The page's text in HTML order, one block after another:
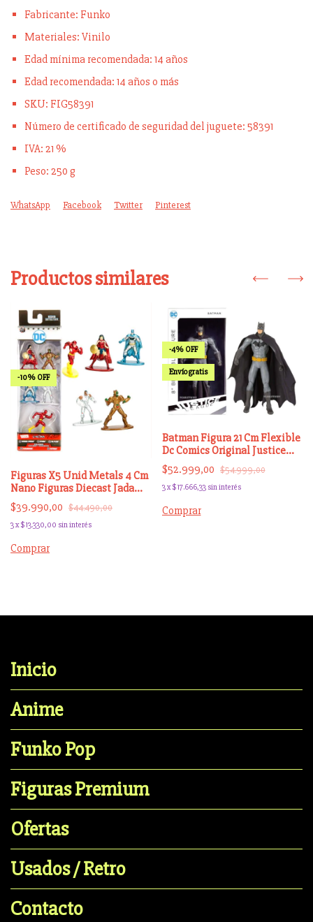
Fabricante: Funko
Materiales: Vinilo
Edad mínima recomendada: 14 años
Edad recomendada: 14 años o más
SKU: FIG58391
Número de certificado de seguridad del juguete: 58391
IVA: 21 %
Peso: 250 g
WhatsApp Facebook Twitter Pinterest
Productos similares
-10% OFF
Figuras X5 Unid Metals 4 Cm
Nano Figuras Diecast Jada
Metal
$39.990,00 $44.490,00
3x$13.330,00 sin interés
Comprar
-4% OFF
Envío gratis
Batman Figura 21 Cm Flexible
Dc Comics Original Justice
Leag
$52.999,00 $54.999,00
3x$17.666,33 sin interés
Inicio
Anime
Funko Pop
Figuras Premium
Ofertas
Usados / Retro
Contacto